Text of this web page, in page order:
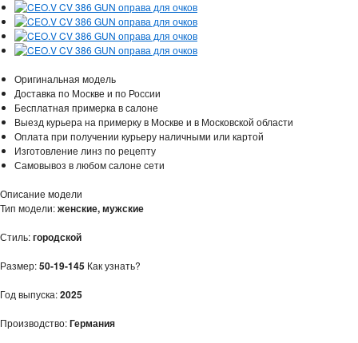
Оригинальная модель
Доставка по Москве и по России
Бесплатная примерка в салоне
Выезд курьера на примерку в Москве и в Московской области
Оплата при получении курьеру наличными или картой
Изготовление линз по рецепту
Самовывоз в любом салоне сети
Описание модели
Тип модели:женские, мужские
Стиль:городской
Размер:50-19-145 Как узнать?
Год выпуска:2025
Производство:Германия